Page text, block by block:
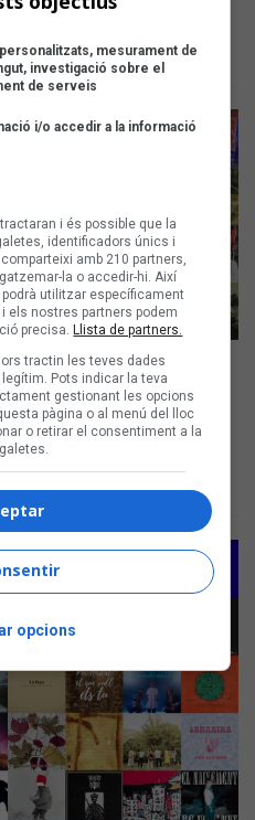
López
català dels darrers dies
Maria Jacobs i
entre les
en català dels darrers
mesurament de
investigació sobre el
de serveis
i/o accedir a la informació
i és possible que la
identificadors únics i
amb 210 partners,
la o accedir-hi. Així
utilitzar específicament
els nostres partners podem
precisa.Llista de partners.
tractin les teves dades
Pots indicar la teva
gestionant les opcions
pàgina o al menú del lloc
o retirar el consentiment a la
opcions